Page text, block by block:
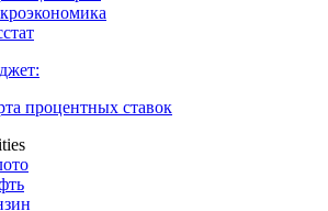
создания своего индекса
стран
процентных ставок